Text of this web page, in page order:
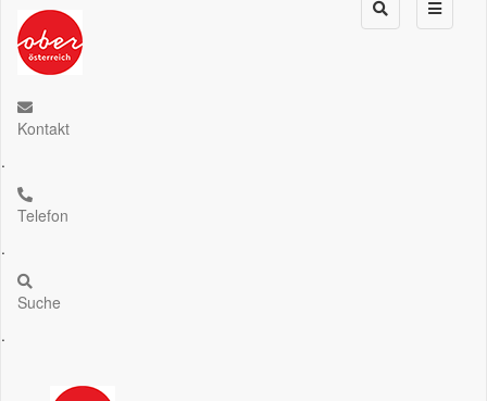
Kontakt
.
Telefon
.
Suche
.